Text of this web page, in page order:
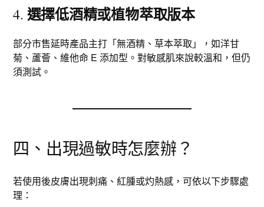
4. 選擇低酒精或植物萃取版本
部分市售延時產品主打「無酒精、草本萃取」，如洋甘
菊、蘆薈、維他命 E 添加型。對敏感肌來說較溫和，但仍
須測試。
四、出現過敏時怎麼辦？
若使用後皮膚出現刺痛、紅腫或灼熱感，可依以下步驟處
理：